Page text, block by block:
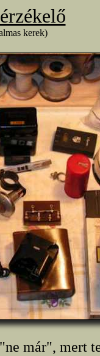
kerek)
már", mert